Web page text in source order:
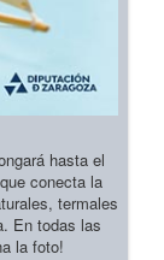
hasta el
conecta la
termales
En todas las
la foto!